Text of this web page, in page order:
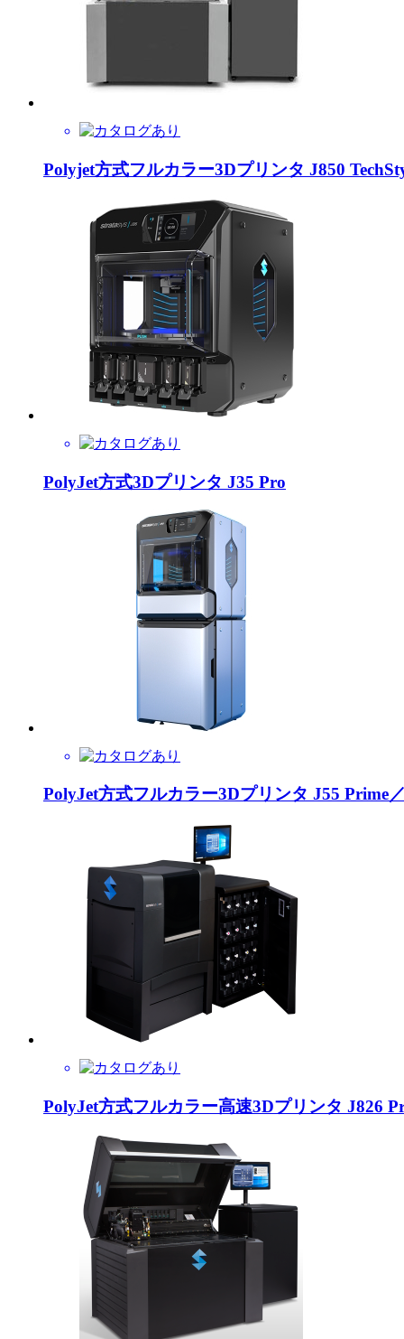
Polyjet方式フルカラー3Dプリンタ J850
PolyJet方式3Dプリンタ J35 Pro
PolyJet方式フルカラー3Dプリンタ J55 Prime
PolyJet方式フルカラー高速3Dプリンタ J826